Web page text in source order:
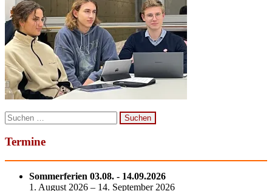
Suchen
nach:
Termine
Sommerferien 03.08. - 14.09.2026
1. August 2026 – 14. September 2026